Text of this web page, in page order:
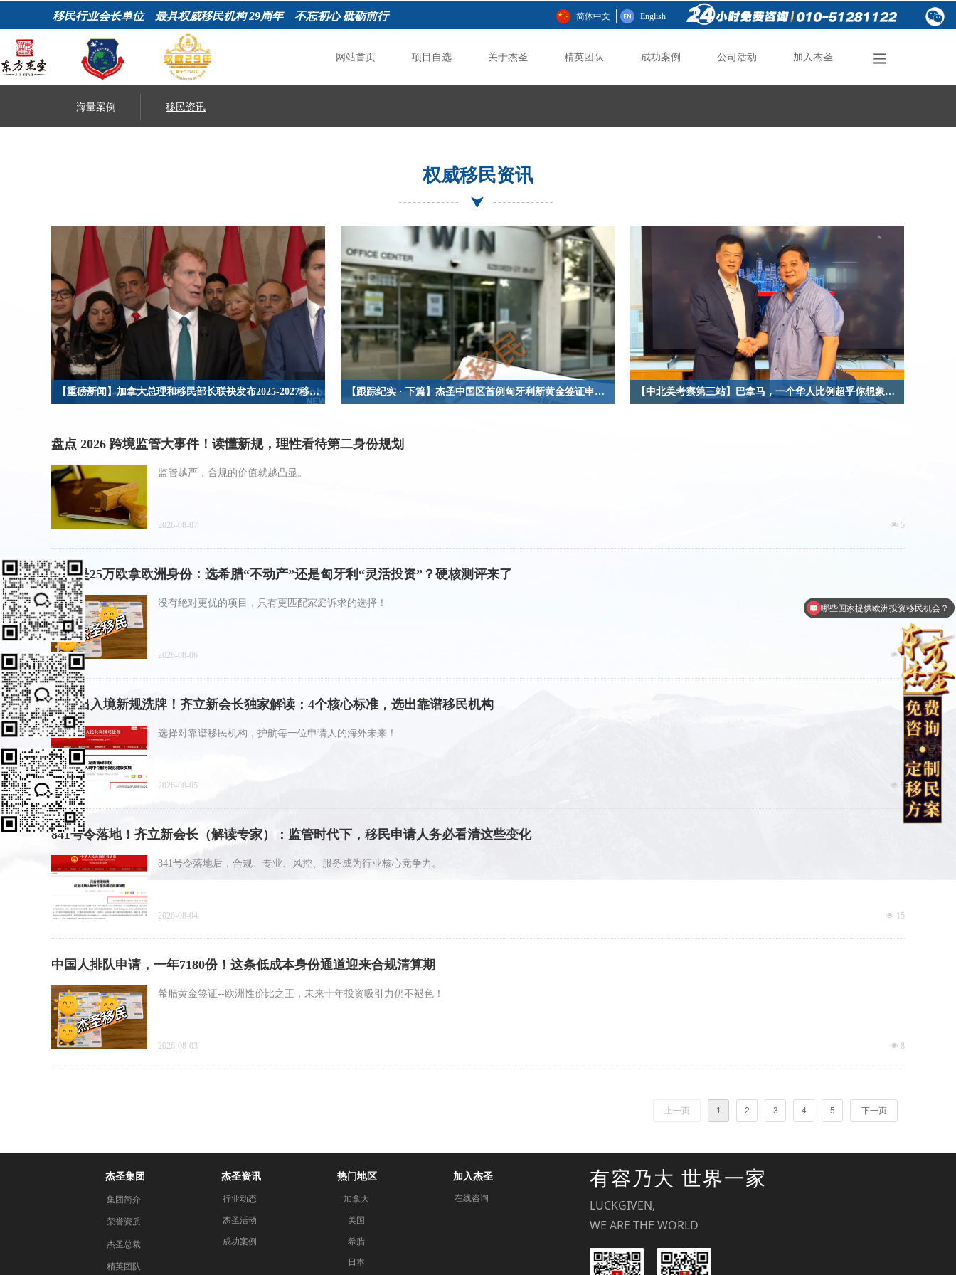
移民行业会长单位 最具权威移民机构29周年 不忘初心 砥砺前行
网站首页 项目自选 关于杰圣 精英团队 成功案例 公司活动 加入杰圣
简体中文 English
海量案例 移民资讯
【重磅新闻】加拿大总理和移民部长联袂发布2025-2027移民配额计划，较旧计划3年里“再砍”永居配额36万！ 【跟踪纪实 · 下篇】杰圣中国区首例匈牙利新黄金签证申请者已于当地成功递交长居身份的申请！ 【中北美考察第三站】巴拿马，一个华人比例超乎你想象的国家
盘点 2026 跨境监管大事件！读懂新规，理性看待第二身份规划
监管越严，合规的价值就越凸显。
넶 5
2026-08-07
同样是25万欧拿欧洲身份：选希腊“不动产”还是匈牙利“灵活投资”？硬核测评来了
没有绝对更优的项目，只有更匹配家庭诉求的选择！
넶 6
2026-08-06
9.15 出入境新规洗牌！齐立新会长独家解读：4个核心标准，选出靠谱移民机构
选择对靠谱移民机构，护航每一位申请人的海外未来！
넶 5
2026-08-05
841号令落地！齐立新会长（解读专家）：监管时代下，移民申请人务必看清这些变化
841号令落地后，合规、专业、风控、服务成为行业核心竞争力。
넶 15
2026-08-04
中国人排队申请，一年7180份！这条低成本身份通道迎来合规清算期
希腊黄金签证--欧洲性价比之王，未来十年投资吸引力仍不褪色！
넶 8
2026-08-03
上一页 1 2 3 4 5 下一页
权威移民资讯
杰圣集团 杰圣资讯 热门地区 加入杰圣 有容乃大 世界一家
LUCKGIVEN,
WE ARE THE WORLD
集团简介
荣誉资质
杰圣总裁
精英团队
加拿大
美国
希腊
日本
行业动态
杰圣活动
成功案例
在线咨询
美国绿卡有什么好处?